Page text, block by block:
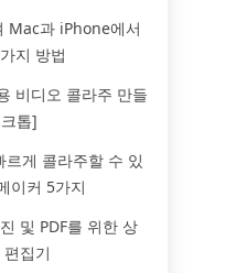
Mac과 iPhone에서
지 방법
비디오 콜라주 만들
톱]
게 콜라주할 수 있
이커 5가지
및 PDF를 위한 상
집기